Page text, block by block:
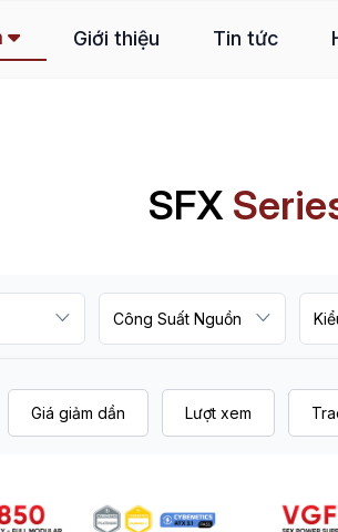
Giới thiệu Tin tức
SFX
Giá giảm dần Lượt xem